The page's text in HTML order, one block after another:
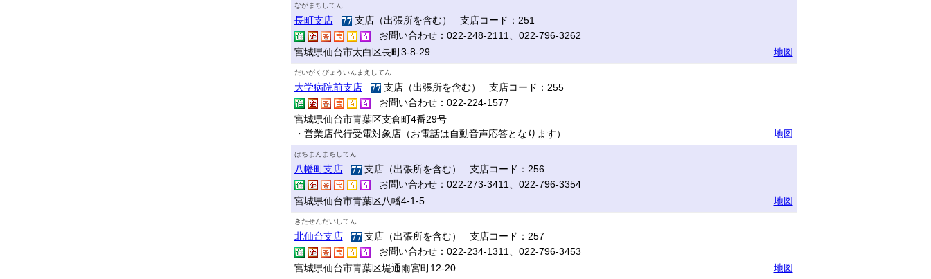
ながまちしてん
長町支店
支店（出張所を含む） 支店コード：251
お問い合わせ：022-248-2111、022-796-3262
宮城県仙台市太白区長町3-8-29
地図
だいがくびょういんまえしてん
大学病院前支店
支店（出張所を含む） 支店コード：255
お問い合わせ：022-224-1577
宮城県仙台市青葉区支倉町4番29号
・営業店代行受電対象店（お電話は自動音声応答となります）
地図
はちまんまちしてん
八幡町支店
支店（出張所を含む） 支店コード：256
お問い合わせ：022-273-3411、022-796-3354
宮城県仙台市青葉区八幡4-1-5
地図
きたせんだいしてん
北仙台支店
支店（出張所を含む） 支店コード：257
お問い合わせ：022-234-1311、022-796-3453
宮城県仙台市青葉区堤通雨宮町12-20
地図